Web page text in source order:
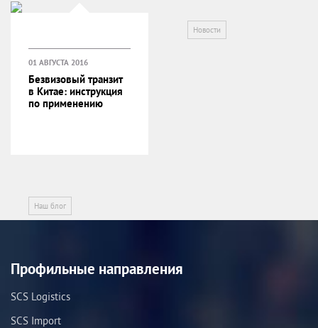
Новости
Наш блог
01 АВГУСТА 2016
Безвизовый транзит
в Китае: инструкция
по применению
Профильные направления
SCS Logistics
SCS Import